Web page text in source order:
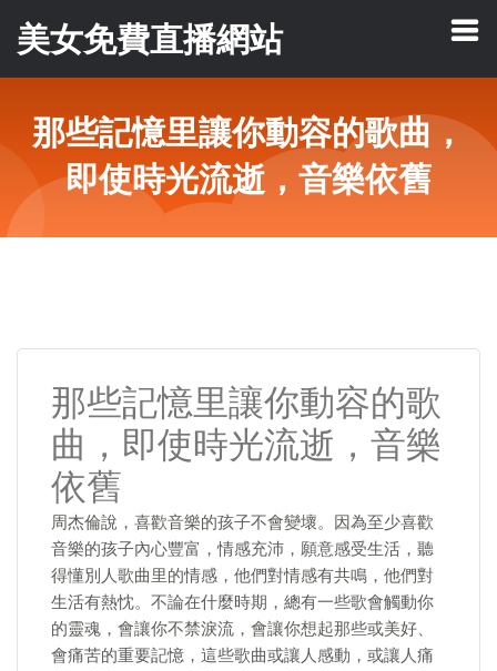
美女免費直播網站
那些記憶里讓你動容的歌曲，
即使時光流逝，音樂依舊
那些記憶里讓你動容的歌
曲，即使時光流逝，音樂
依舊
周杰倫說，喜歡音樂的孩子不會變壞。因為至少喜歡
音樂的孩子內心豐富，情感充沛，願意感受生活，聽
得懂別人歌曲里的情感，他們對情感有共鳴，他們對
生活有熱忱。不論在什麼時期，總有一些歌會觸動你
的靈魂，會讓你不禁淚流，會讓你想起那些或美好、
會痛苦的重要記憶，這些歌曲或讓人感動，或讓人痛